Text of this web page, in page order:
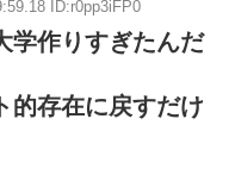
ID:r0pp3iFP0
学作りすぎたんだ
的存在に戻すだけ